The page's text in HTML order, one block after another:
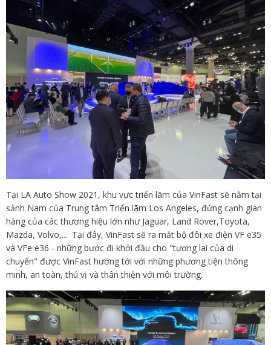
Tại LA Auto Show 2021, khu vực triển lãm của VinFast sẽ nằm tại
sảnh Nam của Trung tâm Triển lãm Los Angeles, đứng cạnh gian
hàng của các thương hiệu lớn như Jaguar, Land Rover,Toyota,
Mazda, Volvo,... Tại đây, VinFast sẽ ra mắt bộ đôi xe điện VF e35
và VFe e36 - những bước đi khởi đầu cho "tương lai của di
chuyển" được VinFast hướng tới với những phương tiện thông
minh, an toàn, thú vị và thân thiện với môi trường.